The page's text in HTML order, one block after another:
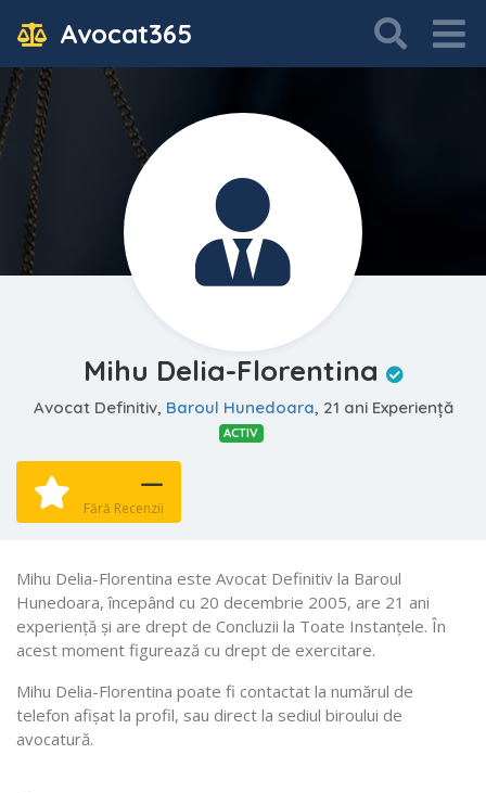
Avocat365
Mihu Delia-Florentina
Avocat Definitiv, Baroul Hunedoara, 21 ani Experiență
ACTIV
—
Fără Recenzii
Mihu Delia-Florentina este Avocat Definitiv la Baroul
Hunedoara, începând cu 20 decembrie 2005, are 21 ani
experiență și are drept de Concluzii la Toate Instanţele. În
acest moment figurează cu drept de exercitare.
Mihu Delia-Florentina poate fi contactat la numărul de
telefon afișat la profil, sau direct la sediul biroului de
avocatură.